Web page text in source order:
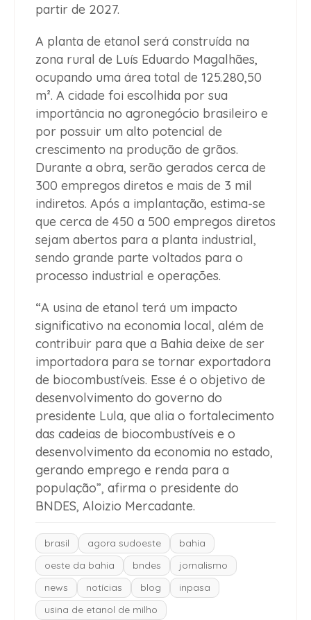
partir de 2027.
A planta de etanol será construída na
zona rural de Luís Eduardo Magalhães,
ocupando uma área total de 125.280,50
m². A cidade foi escolhida por sua
importância no agronegócio brasileiro e
por possuir um alto potencial de
crescimento na produção de grãos.
Durante a obra, serão gerados cerca de
300 empregos diretos e mais de 3 mil
indiretos. Após a implantação, estima-se
que cerca de 450 a 500 empregos diretos
sejam abertos para a planta industrial,
sendo grande parte voltados para o
processo industrial e operações.
“A usina de etanol terá um impacto
significativo na economia local, além de
contribuir para que a Bahia deixe de ser
importadora para se tornar exportadora
de biocombustíveis. Esse é o objetivo de
desenvolvimento do governo do
presidente Lula, que alia o fortalecimento
das cadeias de biocombustíveis e o
desenvolvimento da economia no estado,
gerando emprego e renda para a
população”, afirma o presidente do
BNDES, Aloizio Mercadante.
brasil agora sudoeste
bahia
oeste da bahia
bndes
jornalismo
news
notícias blog
inpasa
usina de etanol de milho